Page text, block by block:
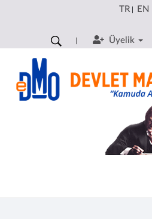
TR| EN
Üyelik